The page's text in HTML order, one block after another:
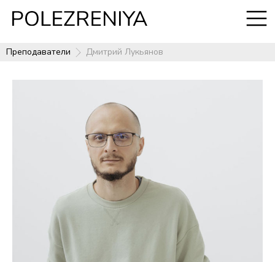
Преподаватели Дмитрий Лукьянов
Преподаватели Дмитрий Лукьянов